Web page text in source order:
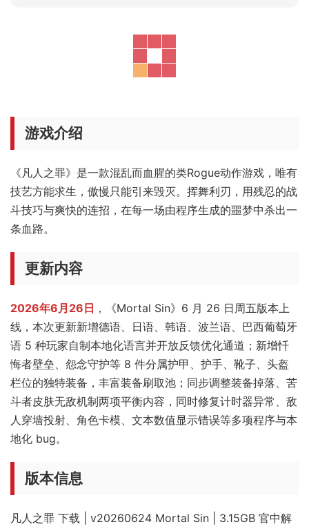
游戏介绍
《凡人之罪》是一款混乱而血腥的类Rogue动作游戏，唯有
技艺方能求生，傲慢只能引来毁灭。挥舞利刃，用残忍的战
斗技巧与爽快的连招，在每一场由程序生成的噩梦中杀出一
条血路。
更新内容
2026年6月26日 ，《Mortal Sin》6 月 26 日周五版本上
线，本次更新新增德语、日语、韩语、波兰语、巴西葡萄牙
语 5 种玩家自制本地化语言并开放反馈优化通道；新增忏
悔者壁垒、怨念守护等 8 件分属护甲、护手、靴子、头盔
栏位的独特装备，丰富装备刷取池；同步调整装备掉落、苦
斗者皮肤无敌机制两项平衡内容，同时修复计时器异常、敌
人穿墙投射、角色卡模、文本数值显示错误等多项程序与本
地化 bug。
版本信息
凡人之罪 下载 | v20260624 Mortal Sin | 3.15GB 官中解